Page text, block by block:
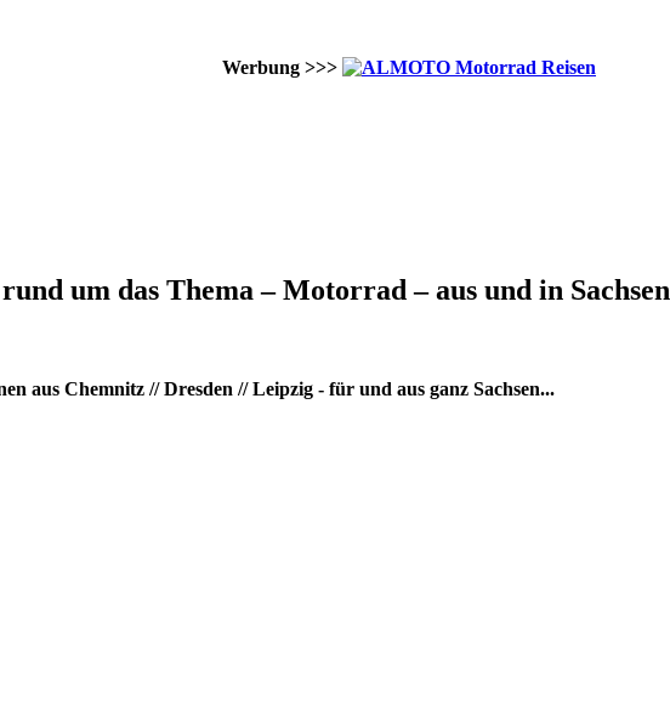
Werbung >>>
um das Thema – Motorrad – aus und in Sachsen
aus Chemnitz // Dresden // Leipzig - für und aus ganz Sachsen...